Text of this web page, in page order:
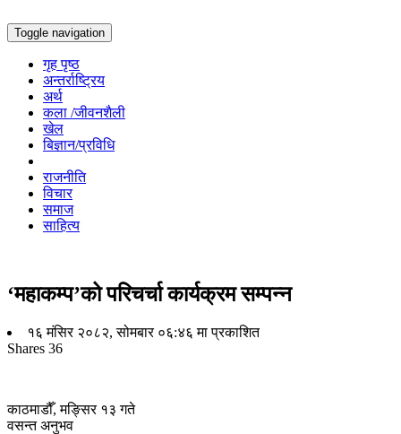
Toggle navigation
गृह पृष्ठ
अन्तर्राष्ट्रिय
अर्थ
कला /जीवनशैली
खेल
बिज्ञान/प्रविधि
राजनीति
विचार
समाज
साहित्य
‘महाकम्प’को परिचर्चा कार्यक्रम सम्पन्न
१६ मंसिर २०८२, सोमबार ०६:४६ मा प्रकाशित
Shares 36
काठमाडौँ, मङ्सिर १३ गते
वसन्त अनुभव